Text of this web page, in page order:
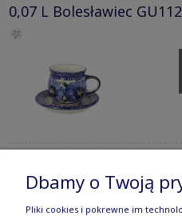
0,07 L Bolesławiec
Filiżanka i spodek do
Dbamy o Twoją
Pliki cookies i pokrewne im